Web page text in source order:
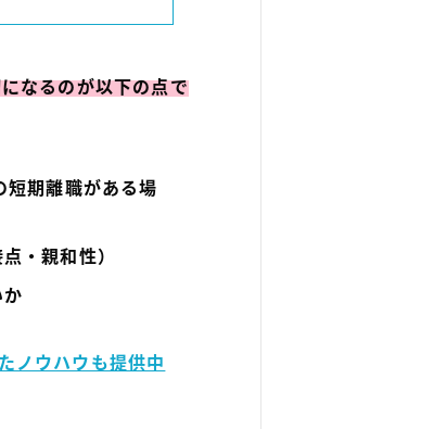
なるのが以下の点で
短期離職がある場
・親和性）
か
ノウハウも提供中